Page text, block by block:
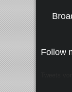
Follow